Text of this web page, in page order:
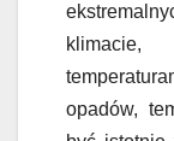
klimacie,
opadów,